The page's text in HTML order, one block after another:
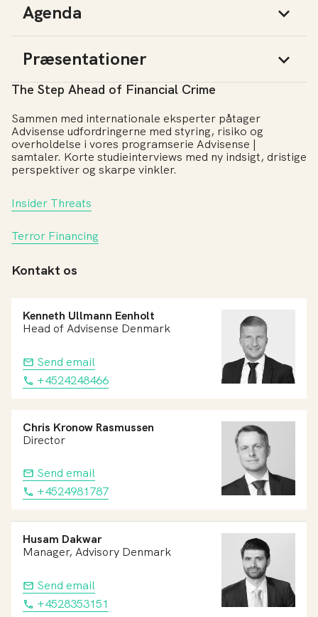
Agenda
Præsentationer
The Step Ahead of Financial Crime
Sammen med internationale eksperter påtager
Advisense udfordringerne med styring, risiko og
overholdelse i vores programserie Advisense |
samtaler. Korte studieinterviews med ny indsigt, dristige
perspektiver og skarpe vinkler.
Insider Threats
Terror Financing
Kontakt os
Kenneth Ullmann Eenholt
Head of Advisense Denmark
Send email
+4524248466
Chris Kronow Rasmussen
Director
Send email
+4524981787
Husam Dakwar
Manager, Advisory Denmark
Send email
+4528353151